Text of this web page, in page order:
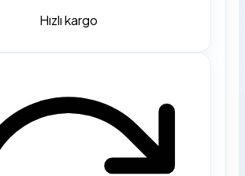
Hızlı kargo